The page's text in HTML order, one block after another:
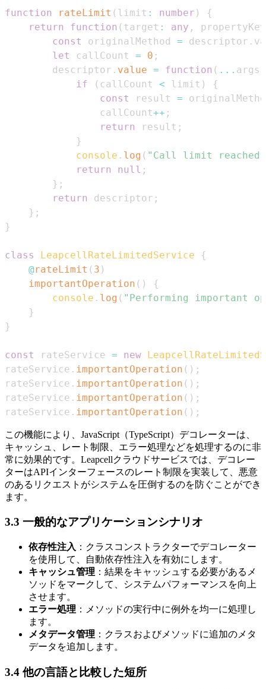
function rateLimit ( limit : number )
{
return
function ( target : any ,
propertyKey
const
originalMethod = descriptor .
let
callCount = 0 ;
        descriptor
. value = function ( ... args
if
( callCount < limit )
{
const
result =
                callCount
++ ;
return
result ;
}
console . log ( "Call limit reached"
return
null ;
} ;
return
descriptor ;
} ;
}
class LeapcellRateLimitedService
{
@rateLimit ( 3 )
importantOperation ( )
{
console . log ( "Performing important
}
}
const rateService = new
rateService . importantOperation ( ) ;
rateService . importantOperation ( ) ;
rateService . importantOperation ( ) ;
rateService . importantOperation ( ) ;
この機能により、JavaScript（TypeScript）デコレーターは、
キャッシュ、レート制限、エラー処理などを処理するのに非
常に効果的です。Leapcellクラウドサービスでは、デコレー
ターはAPIインターフェースのレート制限を実装して、悪意
のあるリクエストがシステムを圧倒するのを防ぐことができ
ます。
3.3 一般的なアプリケーションシナリオ
依存性注入 ：クラスコンストラクターでデコレーター
を使用して、自動依存性注入を有効にします。
キャッシュ管理 ：結果をキャッシュする必要があるメ
ソッドをマークして、システムパフォーマンスを向上
させます。
エラー処理 ：メソッドの実行中に例外を均一に処理し
ます。
メタデータ管理 ：クラスおよびメソッドに追加のメタ
データを追加します。
3.4 他の言語と比較した短所